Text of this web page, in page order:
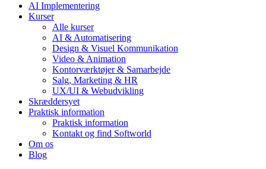
AI Implementering
Kurser
Alle kurser
AI & Automatisering
Design & Visuel Kommunikation
Video & Animation
Kontorværktøjer & Samarbejde
Salg, Marketing & HR
UX/UI & Webudvikling
Skræddersyet
Praktisk information
Praktisk information
Kontakt og find Softworld
Om os
Blog